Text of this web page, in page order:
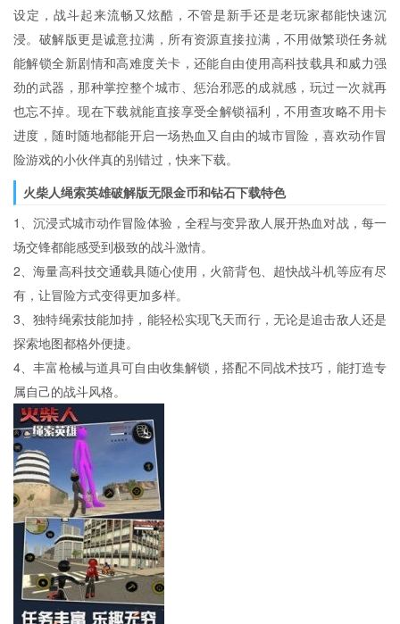
设定，战斗起来流畅又炫酷，不管是新手还是老玩家都能快速沉
浸。破解版更是诚意拉满，所有资源直接拉满，不用做繁琐任务就
能解锁全新剧情和高难度关卡，还能自由使用高科技载具和威力强
劲的武器，那种掌控整个城市、惩治邪恶的成就感，玩过一次就再
也忘不掉。现在下载就能直接享受全解锁福利，不用查攻略不用卡
进度，随时随地都能开启一场热血又自由的城市冒险，喜欢动作冒
险游戏的小伙伴真的别错过，快来下载。
火柴人绳索英雄破解版无限金币和钻石下载特色
1、沉浸式城市动作冒险体验，全程与变异敌人展开热血对战，每一
场交锋都能感受到极致的战斗激情。
2、海量高科技交通载具随心使用，火箭背包、超快战斗机等应有尽
有，让冒险方式变得更加多样。
3、独特绳索技能加持，能轻松实现飞天而行，无论是追击敌人还是
探索地图都格外便捷。
4、丰富枪械与道具可自由收集解锁，搭配不同战术技巧，能打造专
属自己的战斗风格。